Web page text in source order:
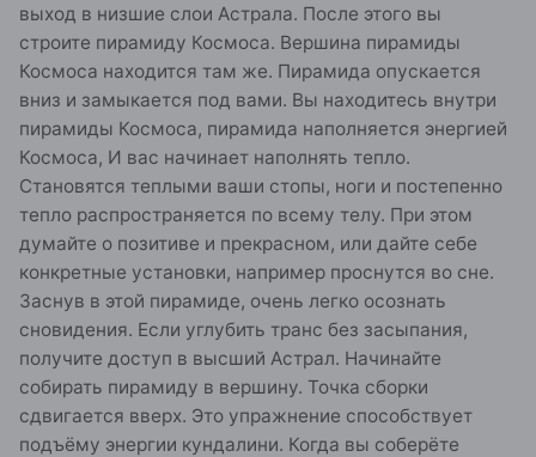
выход в низшие слои Астрала. После этого вы
строите пирамиду Космоса. Вершина пирамиды
Космоса находится там же. Пирамида опускается
вниз и замыкается под вами. Вы находитесь внутри
пирамиды Космоса, пирамида наполняется энергией
Космоса, И вас начинает наполнять тепло.
Становятся теплыми ваши стопы, ноги и постепенно
тепло распространяется по всему телу. При этом
думайте о позитиве и прекрасном, или дайте себе
конкретные установки, например проснутся во сне.
Заснув в этой пирамиде, очень легко осознать
сновидения. Если углубить транс без засыпания,
получите доступ в высший Астрал. Начинайте
собирать пирамиду в вершину. Точка сборки
сдвигается вверх. Это упражнение способствует
подъёму энергии кундалини. Когда вы соберёте